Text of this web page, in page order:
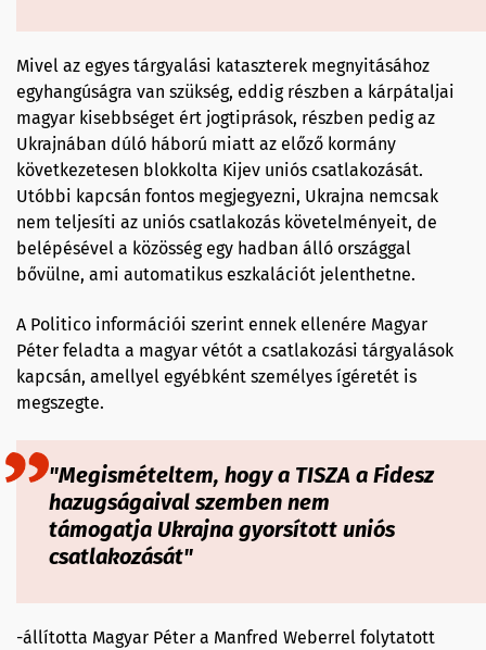
Mivel az egyes tárgyalási kataszterek megnyitásához
egyhangúságra van szükség, eddig részben a kárpátaljai
magyar kisebbséget ért jogtiprások, részben pedig az
Ukrajnában dúló háború miatt az előző kormány
következetesen blokkolta Kijev uniós csatlakozását.
Utóbbi kapcsán fontos megjegyezni, Ukrajna nemcsak
nem teljesíti az uniós csatlakozás követelményeit, de
belépésével a közösség egy hadban álló országgal
bővülne, ami automatikus eszkalációt jelenthetne.
A Politico információi szerint ennek ellenére Magyar
Péter feladta a magyar vétót a csatlakozási tárgyalások
kapcsán, amellyel egyébként személyes ígéretét is
megszegte.
"Megismételtem, hogy a TISZA a Fidesz
hazugságaival szemben nem
támogatja Ukrajna gyorsított uniós
csatlakozását"
-állította Magyar Péter a Manfred Weberrel folytatott